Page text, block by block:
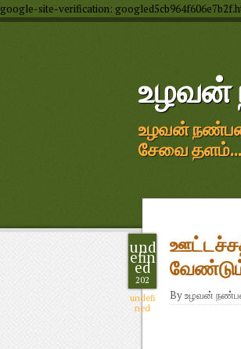
google-site-verification:
உழவன்
சேவை தளம்...
Byஉழவன்
und
efin
ed
202
undefi
ned